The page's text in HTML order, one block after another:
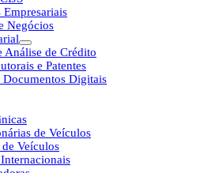
Empresariais
Negócios
Análise de Crédito
e Patentes
Documentos Digitais
de Veículos
Veículos